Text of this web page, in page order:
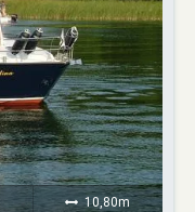
10,80m